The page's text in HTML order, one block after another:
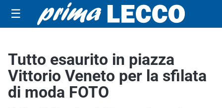
☰
Tutto esaurito in piazza
Vittorio Veneto per la sfilata
di moda FOTO